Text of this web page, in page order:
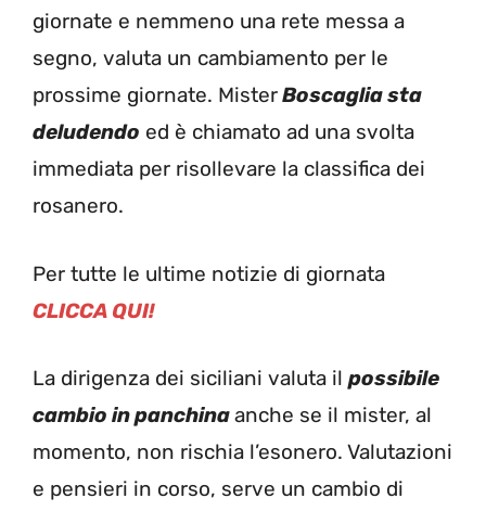
giornate e nemmeno una rete messa a
segno, valuta un cambiamento per le
prossime giornate. MisterBoscaglia sta
deludendo ed è chiamato ad una svolta
immediata per risollevare la classifica dei
rosanero.
Per tutte le ultime notizie di giornata
CLICCA QUI!
La dirigenza dei siciliani valuta il possibile
cambio in panchinaanche se il mister, al
momento, non rischia l’esonero. Valutazioni
e pensieri in corso, serve un cambio di